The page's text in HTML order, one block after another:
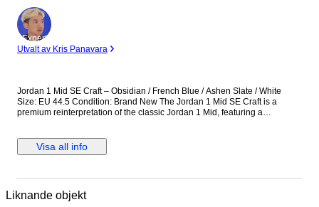
Expert
Utvalt av Kris Panavara
Jordan 1 Mid SE Craft – Obsidian / French Blue / Ashen Slate / White
Size: EU 44.5 Condition: Brand New The Jordan 1 Mid SE Craft is a
premium reinterpretation of the classic Jordan 1 Mid, featuring a
offering a stylish and contemporary look. Perfect for collectors and
sneaker enthusiasts seeking a unique and wearable Jordan 1. Details:
Slate / White Size: EU 44.5 Condition: Brand new, never worn Multi-
support and style Cushioned insole for comfort Iconic Air Jordan Wings
Visa all info
Liknande objekt